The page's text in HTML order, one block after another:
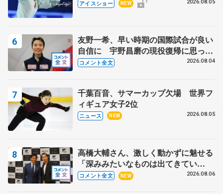
アイスショー NEW 2026.08.05
友野一希、早い時期の国際試合が良い
自信に 宇野昌磨の現役復帰に思って
いること 【アジアンオープントロフ
コメント全文 2026.08.04
千葉百音、サマーカップ欠場 世界フ
ィギュア女子2位
ニュース NEW 2026.08.05
高橋大輔さん、激しく動かずに魅せる
「深みみたいなものは出てきてい
る？」 〝兄さん〟と慕うレジェンド
コメント全文 NEW 2026.08.06